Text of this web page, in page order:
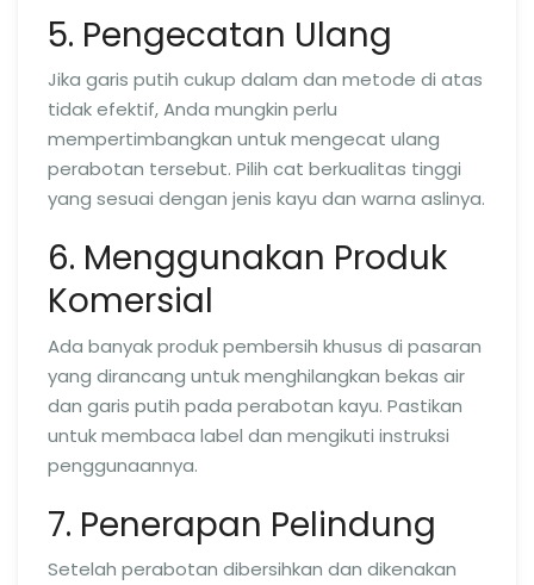
5. Pengecatan Ulang
Jika garis putih cukup dalam dan metode di atas
tidak efektif, Anda mungkin perlu
mempertimbangkan untuk mengecat ulang
perabotan tersebut. Pilih cat berkualitas tinggi
yang sesuai dengan jenis kayu dan warna aslinya.
6. Menggunakan Produk
Komersial
Ada banyak produk pembersih khusus di pasaran
yang dirancang untuk menghilangkan bekas air
dan garis putih pada perabotan kayu. Pastikan
untuk membaca label dan mengikuti instruksi
penggunaannya.
7. Penerapan Pelindung
Setelah perabotan dibersihkan dan dikenakan